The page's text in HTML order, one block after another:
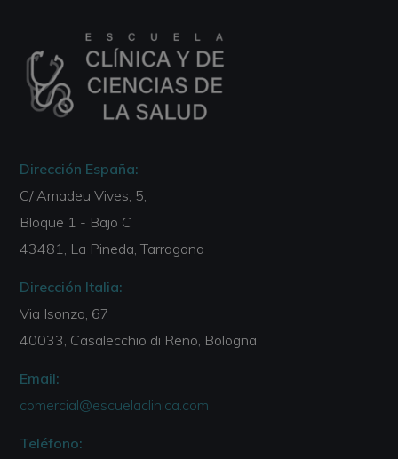
Dirección España:
C/ Amadeu Vives, 5,
Bloque 1 - Bajo C
43481, La Pineda, Tarragona
Dirección Italia:
Via Isonzo, 67
40033, Casalecchio di Reno, Bologna
Email:
comercial@escuelaclinica.com
Teléfono: